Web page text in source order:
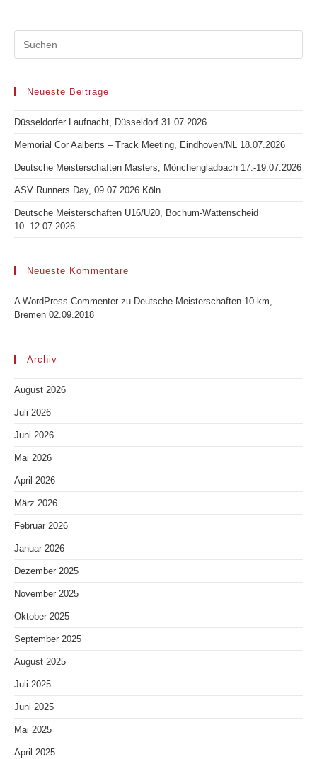
Neueste Beiträge
Düsseldorfer Laufnacht, Düsseldorf 31.07.2026
Memorial Cor Aalberts – Track Meeting, Eindhoven/NL 18.07.2026
Deutsche Meisterschaften Masters, Mönchengladbach 17.-19.07.2026
ASV Runners Day, 09.07.2026 Köln
Deutsche Meisterschaften U16/U20, Bochum-Wattenscheid
10.-12.07.2026
Neueste Kommentare
A WordPress Commenter zu Deutsche Meisterschaften 10 km,
Bremen 02.09.2018
Archiv
August 2026
Juli 2026
Juni 2026
Mai 2026
April 2026
März 2026
Februar 2026
Januar 2026
Dezember 2025
November 2025
Oktober 2025
September 2025
August 2025
Juli 2025
Juni 2025
Mai 2025
April 2025